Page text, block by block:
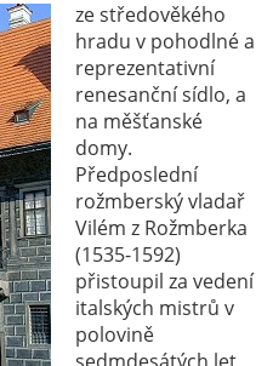
ze středověkého
hradu v pohodlné a
reprezentativní
renesanční sídlo, a
na měšťanské
domy.
Předposlední
rožmberský vladař
Vilém z Rožmberka
(1535-1592)
přistoupil za vedení
italských mistrů v
polovině